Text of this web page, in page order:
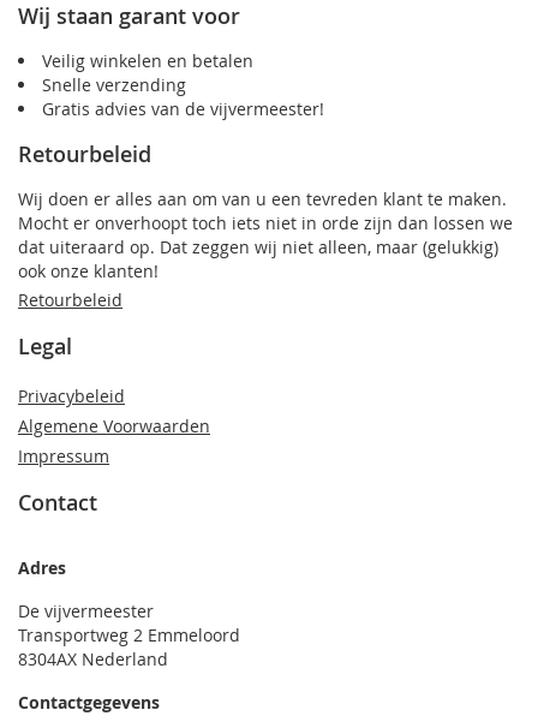
Wij staan garant voor
Veilig winkelen en betalen
Snelle verzending
Gratis advies van de vijvermeester!
Retourbeleid
Wij doen er alles aan om van u een tevreden klant te maken.
Mocht er onverhoopt toch iets niet in orde zijn dan lossen we
dat uiteraard op. Dat zeggen wij niet alleen, maar (gelukkig)
ook onze klanten!
Retourbeleid
Legal
Privacybeleid
Algemene Voorwaarden
Impressum
Contact
Adres
De vijvermeester
Transportweg 2 Emmeloord
8304AX Nederland
Contactgegevens